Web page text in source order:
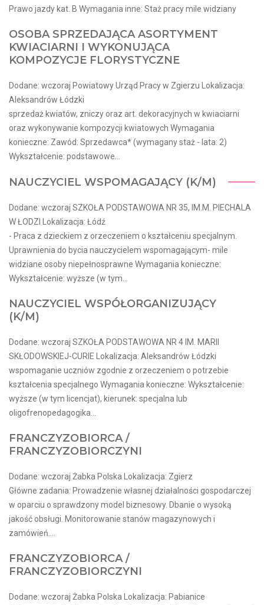
Prawo jazdy kat. B Wymagania inne: Staż pracy mile widziany
OSOBA SPRZEDAJĄCA ASORTYMENT
KWIACIARNI I WYKONUJĄCA
KOMPOZYCJE FLORYSTYCZNE
Dodane: wczoraj Powiatowy Urząd Pracy w Zgierzu Lokalizacja:
Aleksandrów Łódzki
sprzedaż kwiatów, zniczy oraz art. dekoracyjnych w kwiaciarni
oraz wykonywanie kompozycji kwiatowych Wymagania
konieczne: Zawód: Sprzedawca* (wymagany staż - lata: 2)
Wykształcenie: podstawowe...
NAUCZYCIEL WSPOMAGAJĄCY (K/M)
Dodane: wczoraj SZKOŁA PODSTAWOWA NR 35, IM.M. PIECHALA
W ŁODZI Lokalizacja: Łódź
- Praca z dzieckiem z orzeczeniem o kształceniu specjalnym.
Uprawnienia do bycia nauczycielem wspomagającym- mile
widziane osoby niepełnosprawne Wymagania konieczne:
Wykształcenie: wyższe (w tym...
NAUCZYCIEL WSPÓŁORGANIZUJĄCY
(K/M)
Dodane: wczoraj SZKOŁA PODSTAWOWA NR 4 IM. MARII
SKŁODOWSKIEJ-CURIE Lokalizacja: Aleksandrów Łódzki
wspomaganie uczniów zgodnie z orzeczeniem o potrzebie
kształcenia specjalnego Wymagania konieczne: Wykształcenie:
wyższe (w tym licencjat), kierunek: specjalna lub
oligofrenopedagogika...
FRANCZYZOBIORCA /
FRANCZYZOBIORCZYNI
Dodane: wczoraj Żabka Polska Lokalizacja: Zgierz
Główne zadania: Prowadzenie własnej działalności gospodarczej
w oparciu o sprawdzony model biznesowy. Dbanie o wysoką
jakość obsługi. Monitorowanie stanów magazynowych i
zamówień....
FRANCZYZOBIORCA /
FRANCZYZOBIORCZYNI
Dodane: wczoraj Żabka Polska Lokalizacja: Pabianice